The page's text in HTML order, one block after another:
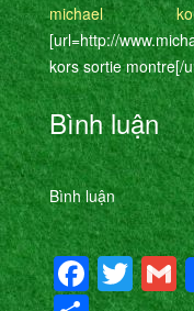
michael
[url=http://
kors sortie montre[/
Bình luận
Bình luận